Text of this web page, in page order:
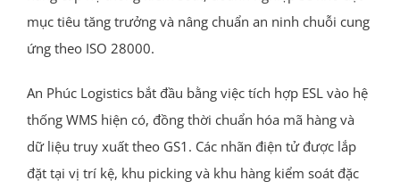
mục tiêu tăng trưởng và nâng chuẩn an ninh chuỗi cung
ứng theo ISO 28000.
An Phúc Logistics bắt đầu bằng việc tích hợp ESL vào hệ
thống WMS hiện có, đồng thời chuẩn hóa mã hàng và
dữ liệu truy xuất theo GS1. Các nhãn điện tử được lắp
đặt tại vị trí kệ, khu picking và khu hàng kiểm soát đặc